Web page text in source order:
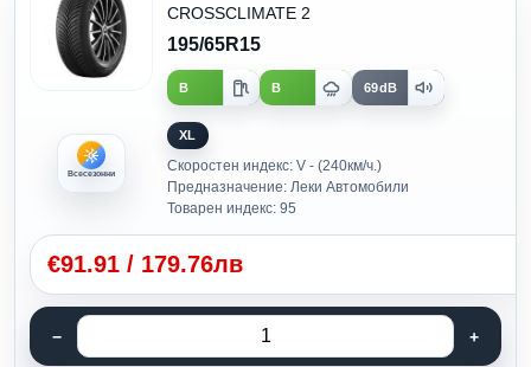
Всесезонни
CROSSCLIMATE 2
195/65R15
B B 69dB
XL
Скоростен индекс: V - (240км/ч.)
Предназначение: Леки Автомобили
Товарен индекс: 95
€91.91 / 179.76лв